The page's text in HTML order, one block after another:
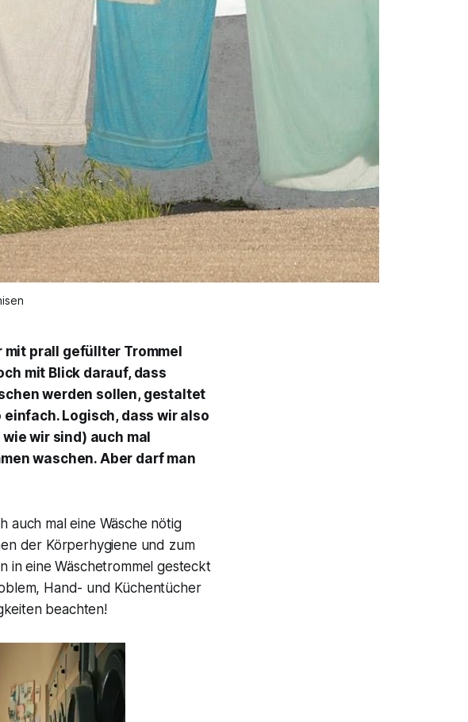
prall gefüllter Trommel
mit Blick darauf, dass
werden sollen, gestaltet
Logisch, dass wir also
wir sind) auch mal
waschen. Aber darf man
auch mal eine Wäsche nötig
der Körperhygiene und zum
in eine Wäschetrommel gesteckt
Hand- und Küchentücher
beachten!